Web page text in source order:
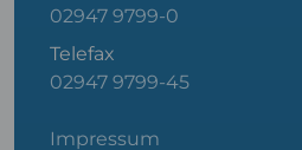
02947 9799-0
Telefax
02947 9799-45
Impressum